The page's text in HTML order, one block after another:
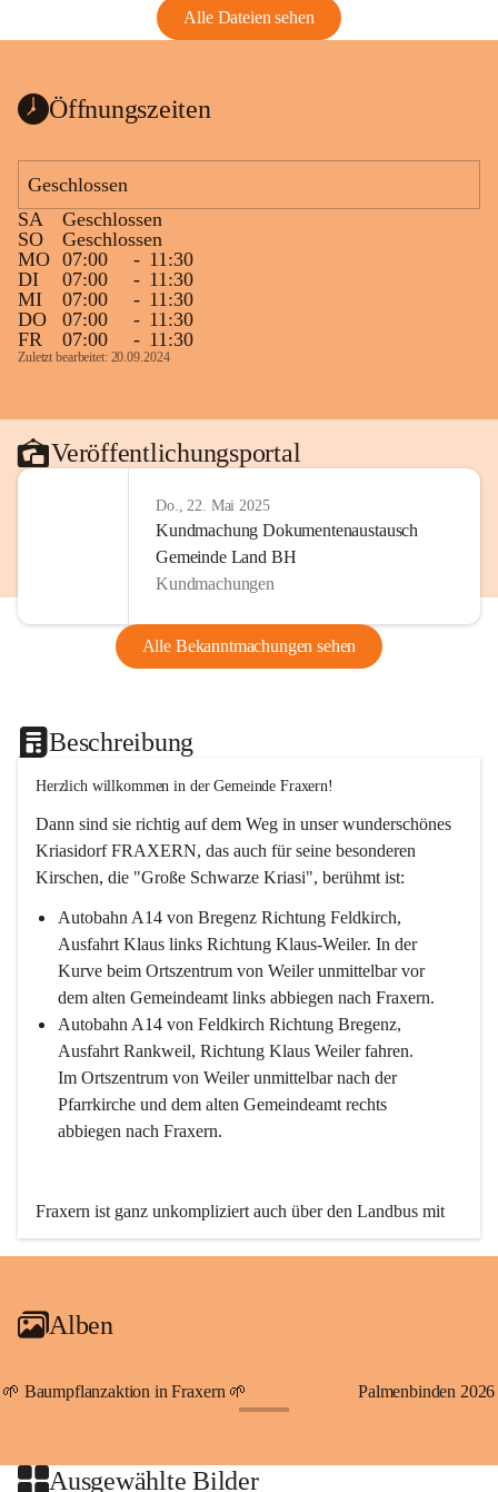
Alle Dateien sehen
Öffnungszeiten
Geschlossen
SA
Geschlossen
SO
Geschlossen
MO 07:00 - 11:30
DI
07:00 - 11:30
MI
07:00 - 11:30
DO
07:00 - 11:30
FR
07:00 - 11:30
Zuletzt bearbeitet: 20.09.2024
Veröffentlichungsportal
Do., 22. Mai 2025
Kundmachung Dokumentenaustausch
Gemeinde Land BH
Kundmachungen
Alle Bekanntmachungen sehen
Beschreibung
Herzlich willkommen in der Gemeinde Fraxern!
Dann sind sie richtig auf dem Weg in unser wunderschönes
Kriasidorf FRAXERN, das auch für seine besonderen
Kirschen, die "Große Schwarze Kriasi", berühmt ist:
Autobahn A14 von Bregenz Richtung Feldkirch,
Ausfahrt Klaus links Richtung Klaus-Weiler. In der
Kurve beim Ortszentrum von Weiler unmittelbar vor
dem alten Gemeindeamt links abbiegen nach Fraxern.
Autobahn A14 von Feldkirch Richtung Bregenz,
Ausfahrt Rankweil, Richtung Klaus Weiler fahren.
Im Ortszentrum von Weiler unmittelbar nach der
Pfarrkirche und dem alten Gemeindeamt rechts
abbiegen nach Fraxern.
Fraxern ist ganz unkompliziert auch über den Landbus mit
den öffentlichen Verkehrsmitteln zu erreichen. Die Linie
An Samstagen, Sonn- und Feiertagen können Sie bequem
persönlichen Linienbus zur gewünschten Zeit zu Ihrer
Haltestelle bestellen. Sowohl von Weiler kommend nach
beide Fahrten Weiler-Fraxern-Weiler.
Alben
🌱 Baumpflanzaktion in Fraxern 🌱 Palmenbinden 2026
Ausgewählte Bilder